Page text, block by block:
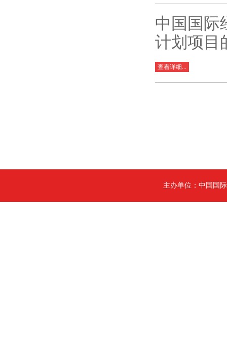
中国国际
计划项目
查看详细...
主办单位：中国国